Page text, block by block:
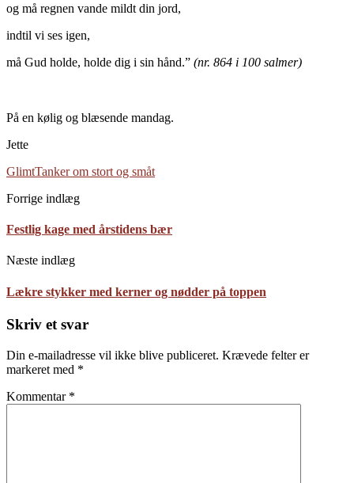
og må regnen vande mildt din jord,
indtil vi ses igen,
må Gud holde, holde dig i sin hånd.” (nr. 864 i 100 salmer)
På en kølig og blæsende mandag.
Jette
GlimtTanker om stort og småt
Forrige indlæg
Festlig kage med årstidens bær
Næste indlæg
Lækre stykker med kerner og nødder på toppen
Skriv et svar
Din e-mailadresse vil ikke blive publiceret. Krævede felter er
markeret med *
Kommentar *